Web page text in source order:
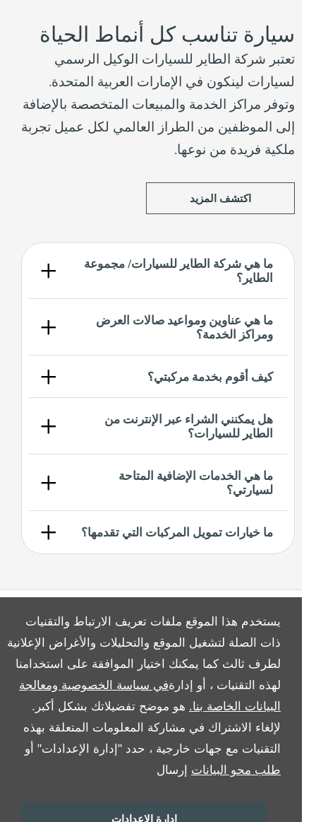
يستخدم هذا الموقع ملفات تعريف الارتباط والتقنيات
ذات الصلة لتشغيل الموقع والتحليلات والأغراض الإعلانية
لطرف ثالث كما يمكنك اختيار الموافقة على استخدامنا
لهذه التقنيات ، أو إدارة في سياسة الخصوصية ومعالجة
البيانات الخاصة بنا. هو موضح تفضيلاتك بشكل أكبر.
لإلغاء الاشتراك في مشاركة المعلومات المتعلقة بهذه
التقنيات مع جهات خارجية ، حدد "إدارة الإعدادات" أو
طلب محو البياناتإرسال
إدارة الإعدادات
سيارة تناسب كل أنماط الحياة
تعتبر شركة الطاير للسيارات الوكيل الرسمي
لسيارات لينكون في الإمارات العربية المتحدة.
وتوفر مراكز الخدمة والمبيعات المتخصصة بالإضافة
إلى الموظفين من الطراز العالمي لكل عميل تجربة
ملكية فريدة من نوعها.
اكتشف المزيد
ما هي شركة الطاير للسيارات/ مجموعة
الطاير؟
ما هي عناوين ومواعيد صالات العرض
ومراكز الخدمة؟
كيف أقوم بخدمة مركبتي؟
هل يمكنني الشراء عبر الإنترنت من
الطاير للسيارات؟
ما هي الخدمات الإضافية المتاحة
لسيارتي؟
ما خيارات تمويل المركبات التي تقدمها؟
All Rights Reserved
Follow Al Tayer Motors